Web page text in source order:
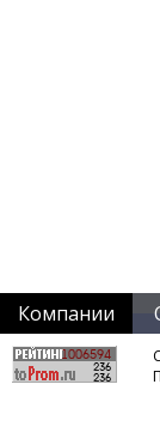
Компании